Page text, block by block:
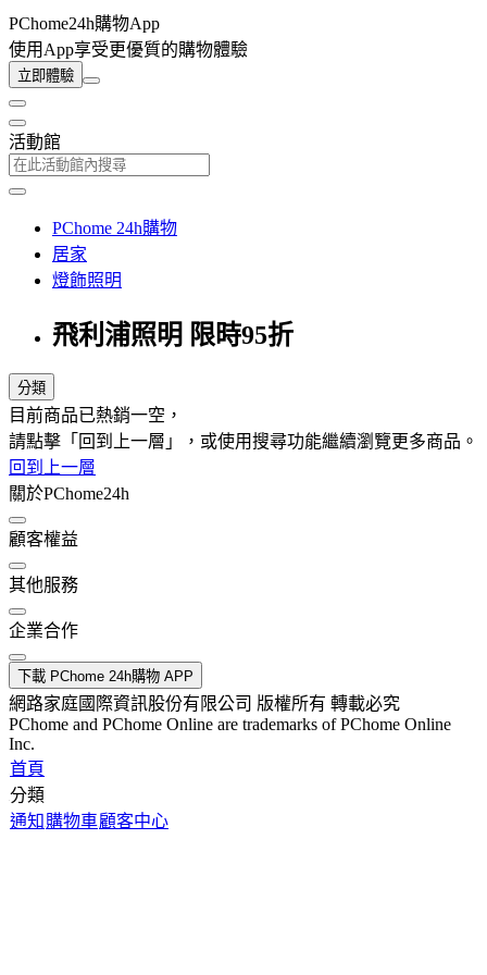
PChome24h購物App
使用App享受更優質的購物體驗
立即體驗
活動館
PChome 24h購物
居家
燈飾照明
飛利浦照明 限時95折
分類
目前商品已熱銷一空，
請點擊「回到上一層」，或使用搜尋功能繼續瀏覽更多商品。
回到上一層
關於PChome24h
顧客權益
其他服務
企業合作
下載 PChome 24h購物 APP
網路家庭國際資訊股份有限公司 版權所有 轉載必究
PChome and PChome Online are trademarks of PChome Online
Inc.
首頁
分類
通知 購物車顧客中心